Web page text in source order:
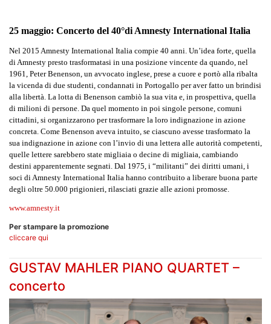
25 maggio: Concerto del 40°di Amnesty International Italia
Nel 2015 Amnesty International Italia compie 40 anni. Un’idea forte, quella
di Amnesty presto trasformatasi in una posizione vincente da quando, nel
1961, Peter Benenson, un avvocato inglese, prese a cuore e portò alla ribalta
la vicenda di due studenti, condannati in Portogallo per aver fatto un brindisi
alla libertà. La lotta di Benenson cambiò la sua vita e, in prospettiva, quella
di milioni di persone. Da quel momento in poi singole persone, comuni
cittadini, si organizzarono per trasformare la loro indignazione in azione
concreta. Come Benenson aveva intuito, se ciascuno avesse trasformato la
sua indignazione in azione con l’invio di una lettera alle autorità competenti,
quelle lettere sarebbero state migliaia o decine di migliaia, cambiando
destini apparentemente segnati. Dal 1975, i “militanti” dei diritti umani, i
soci di Amnesty International Italia hanno contribuito a liberare buona parte
degli oltre 50.000 prigionieri, rilasciati grazie alle azioni promosse.
www.amnesty.it
Per stampare la promozione
cliccare qui
GUSTAV MAHLER PIANO QUARTET –
concerto